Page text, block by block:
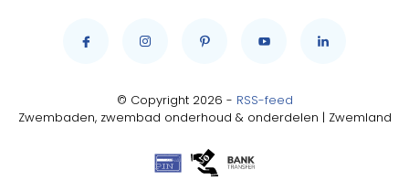
© Copyright 2026 - RSS-feed
Zwembaden, zwembad onderhoud & onderdelen | Zwemland